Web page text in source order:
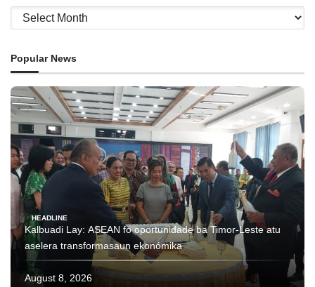
Archives
Popular News
HEADLINE
Kalbuadi Lay: ASEAN fo oportunidade ba Timor-Leste atu
aselera transformasaun ekonómika
August 8, 2026